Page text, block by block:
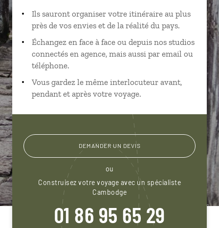
Ils sauront organiser votre itinéraire au plus
près de vos envies et de la réalité du pays.
Échangez en face à face ou depuis nos studios
connectés en agence, mais aussi par email ou
téléphone.
Vous gardez le même interlocuteur avant,
pendant et après votre voyage.
DEMANDER UN DEVIS
ou
Construisez votre voyage avec un spécialiste
Cambodge
01 86 95 65 29